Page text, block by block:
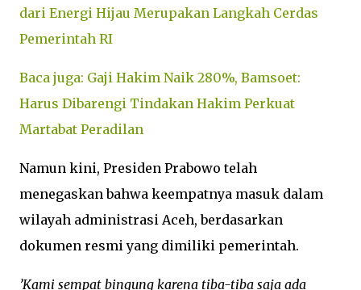
dari Energi Hijau Merupakan Langkah Cerdas
Pemerintah RI
Baca juga: Gaji Hakim Naik 280%, Bamsoet:
Harus Dibarengi Tindakan Hakim Perkuat
Martabat Peradilan
Namun kini, Presiden Prabowo telah
menegaskan bahwa keempatnya masuk dalam
wilayah administrasi Aceh, berdasarkan
dokumen resmi yang dimiliki pemerintah.
’Kami sempat bingung karena tiba-tiba saja ada